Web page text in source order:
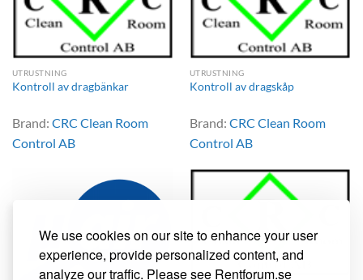
We use cookies on our site to enhance your user
experience, provide personalized content, and
analyze our traffic. Please see Rentforum.se
UTRUSTNING
Kontroll av dragbänkar
Brand: CRC Clean Room
Control AB
UTRUSTNING
Kontroll av dragskåp
Brand: CRC Clean Room
Control AB